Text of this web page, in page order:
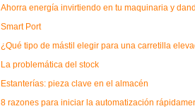
Ahorra energía invirtiendo en tu maquinaria y
Smart Port
¿Qué tipo de mástil elegir para una carretilla
La problemática del stock
Estanterías: pieza clave en el almacén
8 razones para iniciar la automatización